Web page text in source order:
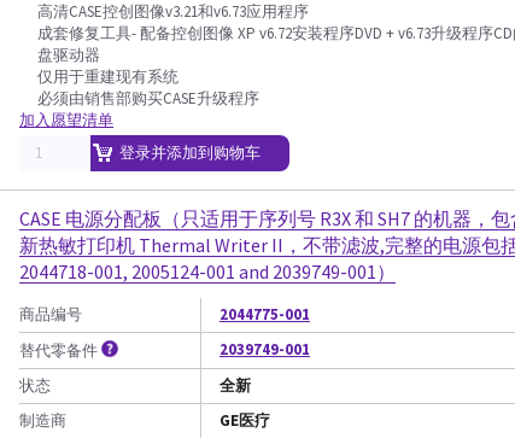
高清CASE控创图像v3.21和v6.73应用程序
成套修复工具- 配备控创图像 XP v6.72安装程序DVD + v6.73升级程序
盘驱动器
仅用于重建现有系统
必须由销售部购买CASE升级程序
加入愿望清单
登录并添加到购物车
CASE 电源分配板（只适用于序列号 R3X 和 SH7 的机器，
新热敏打印机 Thermal Writer II，不带滤波,完整的电源包
2044718-001, 2005124-001 and 2039749-001）
商品编号
2044775-001
替代零备件
2039749-001
状态
全新
制造商
GE医疗